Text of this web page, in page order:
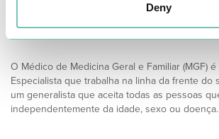
Deny
Medicina Geral e Familiar
O Médico de Medicina Geral e Familiar (MGF)
Especialista que trabalha na linha da frente do
um generalista que aceita todas as pessoas
independentemente da idade, sexo ou doença.